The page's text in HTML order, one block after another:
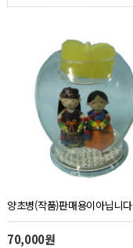
양초병(작품)판매용이아닙니다
70,000원